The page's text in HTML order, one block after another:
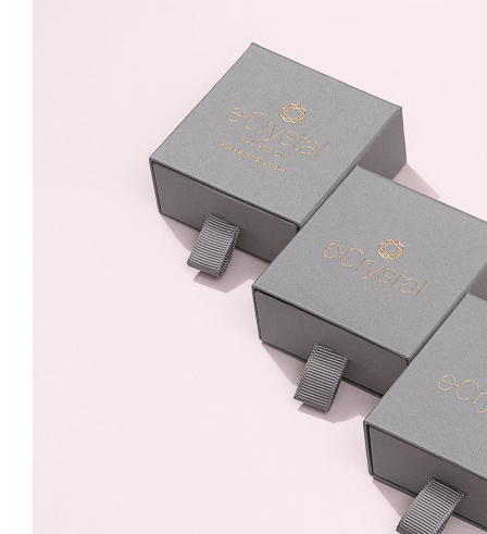
cu rodiu cu cristale
Swarovski® Xirius Chain
6mm Light Chrome